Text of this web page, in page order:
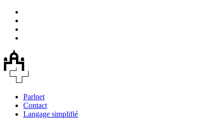
Parlnet
Contact
Langage simplifié